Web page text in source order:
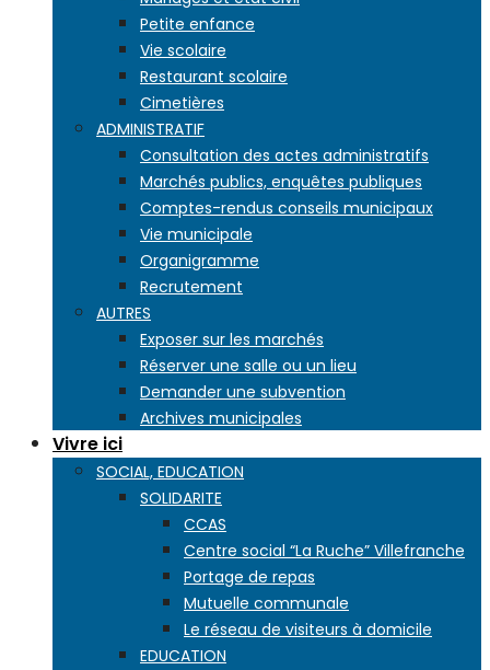
Petite enfance
Vie scolaire
Restaurant scolaire
Cimetières
ADMINISTRATIF
Consultation des actes administratifs
Marchés publics, enquêtes publiques
Comptes-rendus conseils municipaux
Vie municipale
Organigramme
Recrutement
AUTRES
Exposer sur les marchés
Réserver une salle ou un lieu
Demander une subvention
Archives municipales
Vivre ici
SOCIAL, EDUCATION
SOLIDARITE
CCAS
Centre social “La Ruche” Villefranche
Portage de repas
Mutuelle communale
Le réseau de visiteurs à domicile
EDUCATION